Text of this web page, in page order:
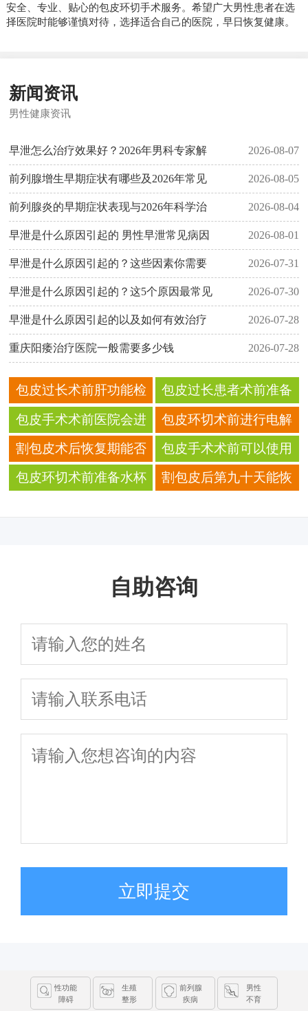
安全、专业、贴心的包皮环切手术服务。希望广大男性患者在选
择医院时能够谨慎对待，选择适合自己的医院，早日恢复健康。
新闻资讯
男性健康资讯
早泄怎么治疗效果好？2026年男科专家解 2026-08-07
前列腺增生早期症状有哪些及2026年常见 2026-08-05
前列腺炎的早期症状表现与2026年科学治 2026-08-04
早泄是什么原因引起的 男性早泄常见病因 2026-08-01
早泄是什么原因引起的？这些因素你需要 2026-07-31
早泄是什么原因引起的？这5个原因最常见 2026-07-30
早泄是什么原因引起的以及如何有效治疗 2026-07-28
重庆阳痿治疗医院一般需要多少钱 2026-07-28
包皮过长术前肝功能检
查对肝脏健康的评估意
义
包皮过长患者术前准备
的清洁用品使用方法
包皮手术术前医院会进
行麻醉方式的评估吗
包皮环切术前进行电解
质检查的适用情况
割包皮术后恢复期能否
吃豆腐豆浆等豆制品
包皮手术术前可以使用
润喉糖等小零食吗
包皮环切术前准备水杯
割包皮后第九十天能恢
自助咨询
立即提交
性功能
障碍
生殖
整形
前列腺
疾病
男性
不育